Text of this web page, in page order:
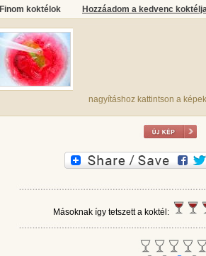
Finom koktélok Hozzáadom a kedvenc
nagyításhoz kattintson a
Másoknak így tetszett a koktél: